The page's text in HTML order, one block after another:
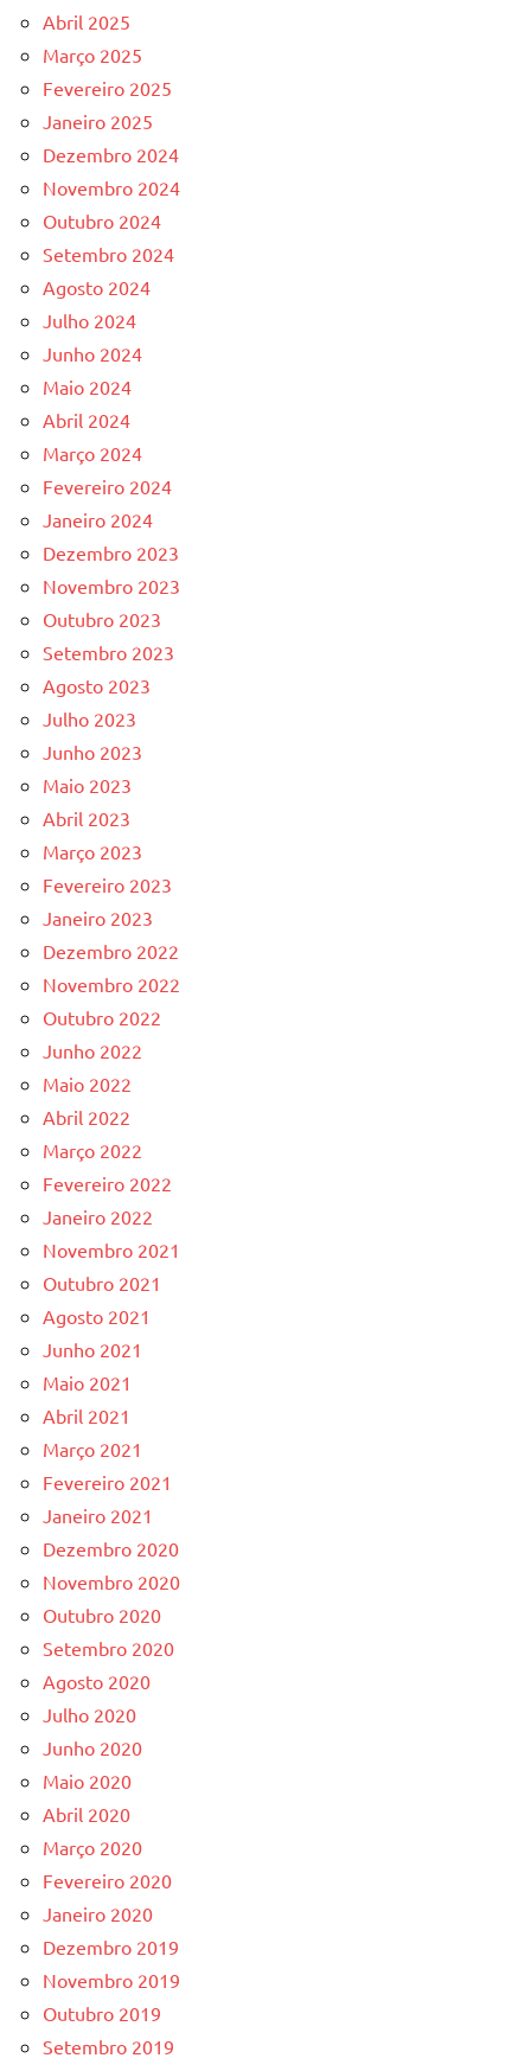
Abril 2025
Março 2025
Fevereiro 2025
Janeiro 2025
Dezembro 2024
Novembro 2024
Outubro 2024
Setembro 2024
Agosto 2024
Julho 2024
Junho 2024
Maio 2024
Abril 2024
Março 2024
Fevereiro 2024
Janeiro 2024
Dezembro 2023
Novembro 2023
Outubro 2023
Setembro 2023
Agosto 2023
Julho 2023
Junho 2023
Maio 2023
Abril 2023
Março 2023
Fevereiro 2023
Janeiro 2023
Dezembro 2022
Novembro 2022
Outubro 2022
Junho 2022
Maio 2022
Abril 2022
Março 2022
Fevereiro 2022
Janeiro 2022
Novembro 2021
Outubro 2021
Agosto 2021
Junho 2021
Maio 2021
Abril 2021
Março 2021
Fevereiro 2021
Janeiro 2021
Dezembro 2020
Novembro 2020
Outubro 2020
Setembro 2020
Agosto 2020
Julho 2020
Junho 2020
Maio 2020
Abril 2020
Março 2020
Fevereiro 2020
Janeiro 2020
Dezembro 2019
Novembro 2019
Outubro 2019
Setembro 2019